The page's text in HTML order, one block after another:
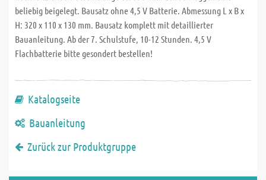
beliebig beigelegt. Bausatz ohne 4,5 V Batterie. Abmessung L x B x
H: 320 x 110 x 130 mm. Bausatz komplett mit detaillierter
Bauanleitung. Ab der 7. Schulstufe, 10-12 Stunden. 4,5 V
Flachbatterie bitte gesondert bestellen!
Katalogseite
Bauanleitung
Zurück zur Produktgruppe